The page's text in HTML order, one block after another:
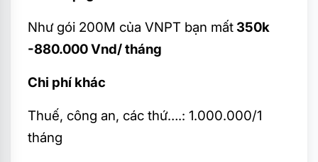
Như gói 200M của VNPT bạn mất 350k
-880.000 Vnd/ tháng
Chi phí khác
Thuế, công an, các thứ….: 1.000.000/1
tháng